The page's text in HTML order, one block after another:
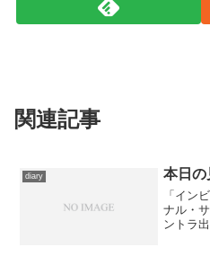
関連記事
diary 本日の
「イン
ナル・
ントラ